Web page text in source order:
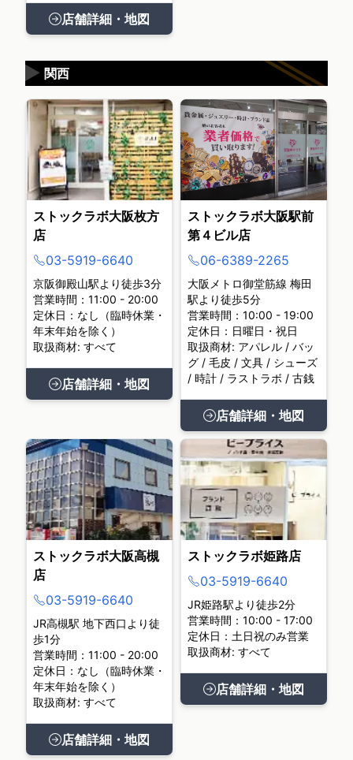
店舗詳細・地図
関西
▶
ストックラボ大阪枚方
店
03-5919-6640
京阪御殿山駅より徒歩3分
営業時間：11:00 - 20:00
定休日：なし（臨時休業・
年末年始を除く）
取扱商材: すべて
店舗詳細・地図
ストックラボ大阪駅前
第４ビル店
06-6389-2265
大阪メトロ御堂筋線 梅田
駅より徒歩5分
営業時間：10:00 - 19:00
定休日：日曜日・祝日
取扱商材: アパレル / バッ
グ / 毛皮 / 文具 / シューズ
/ 時計 / ラストラボ / 古銭
店舗詳細・地図
ストックラボ大阪高槻
店
03-5919-6640
JR高槻駅 地下西口より徒
歩1分
営業時間：11:00 - 20:00
定休日：なし（臨時休業・
年末年始を除く）
取扱商材: すべて
店舗詳細・地図
ストックラボ姫路店
03-5919-6640
JR姫路駅より徒歩2分
営業時間：10:00 - 17:00
定休日：土日祝のみ営業
取扱商材: すべて
店舗詳細・地図